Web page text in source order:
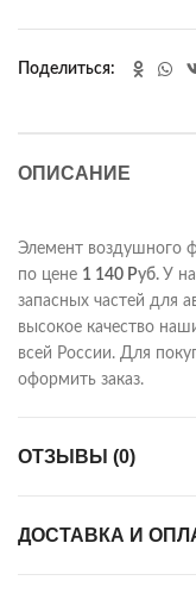
Поделиться
ОПИСАНИЕ
Элемент воздушного
по цене 1 140 Руб. У
запасных частей для
высокое качество
всей России. Для
оформить заказ.
ОТЗЫВЫ (0)
ДОСТАВКА И